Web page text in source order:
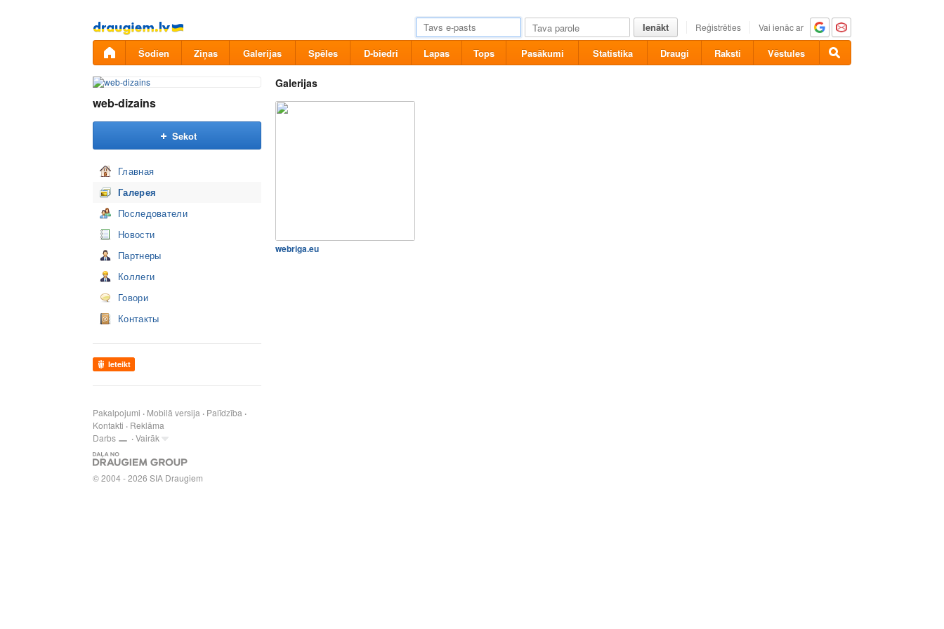
Pāriet
uz
saturu
Ienākt Reģistrēties Vai ienāc ar
Šodien Ziņas Galerijas Spēles D-biedri Lapas Tops Pasākumi Statistika Draugi Raksti Vēstules
web-dizains
Sekot
Главная
Галерея
Последователи
Новости
Партнеры
Коллеги
Говори
Контакты
Ieteikt
Pakalpojumi Mobilā versija
Palīdzība
Kontakti
Reklāma
Darbs
Vairāk
© 2004 - 2026 SIA Draugiem
Galerijas
webriga.eu